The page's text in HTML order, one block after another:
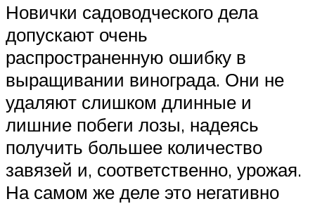
Новички садоводческого дела
допускают очень
распространенную ошибку в
выращивании винограда. Они не
удаляют слишком длинные и
лишние побеги лозы, надеясь
получить большее количество
завязей и, соответственно, урожая.
На самом же деле это негативно